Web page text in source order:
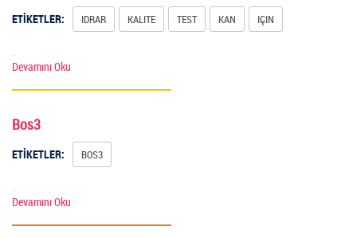
ETİKETLER: IDRAR KALITE TEST KAN IÇIN
Devamını Oku
Bos3
ETİKETLER: BOS3
Devamını Oku